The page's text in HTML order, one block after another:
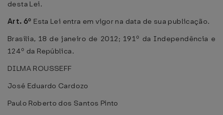
desta Lei.
Art. 6º Esta Lei entra em vigor na data de sua publicação.
Brasília, 18 de janeiro de 2012; 191º da Independência e
124º da República.
DILMA ROUSSEFF
José Eduardo Cardozo
Paulo Roberto dos Santos Pinto